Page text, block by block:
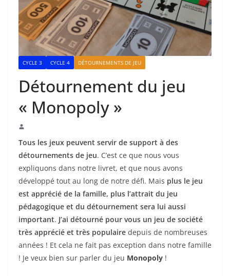
CYCLE 3 CYCLE 4 DÉTOURNEMENTS DE JEU
Détournement du jeu
« Monopoly »
Tous les jeux peuvent servir de support à des
détournements de jeu. C’est ce que nous vous
expliquons dans notre livret, et que nous avons
développé tout au long de notre défi. Mais plus le jeu
est apprécié de la famille, plus l’attrait du jeu
pédagogique et du détournement sera lui aussi
important. J’ai détourné pour vous un jeu de société
très apprécié et très populaire depuis de nombreuses
années ! Et cela ne fait pas exception dans notre famille
! Je veux bien sur parler du jeu Monopoly !